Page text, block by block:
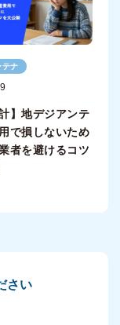
テナ
】地デジアンテ
で損しないため
者を避けるコツ
さい